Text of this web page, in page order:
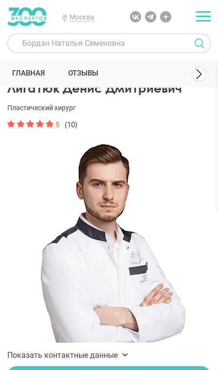
Москва
300 Экспертов Пластические хирурги Лигатюк Денис
Лигатюк Денис Дмитриевич
Пластический хирург
5 (10)
Показать контактные данные
ГЛАВНАЯ ОТЗЫВЫ